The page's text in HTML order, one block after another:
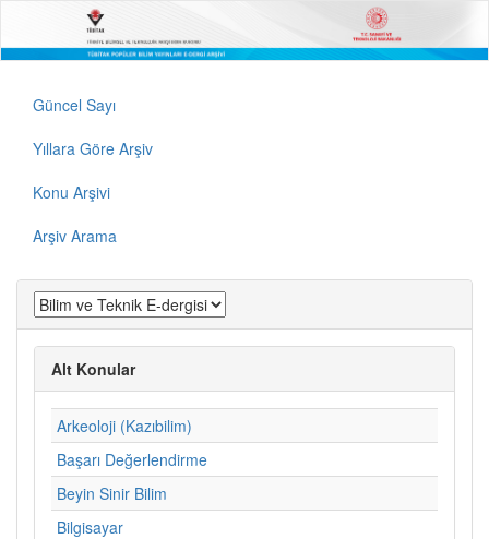
Güncel Sayı
Yıllara Göre Arşiv
Konu Arşivi
Arşiv Arama
Alt Konular
Arkeoloji (Kazıbilim)
Başarı Değerlendirme
Beyin Sinir Bilim
Bilgisayar